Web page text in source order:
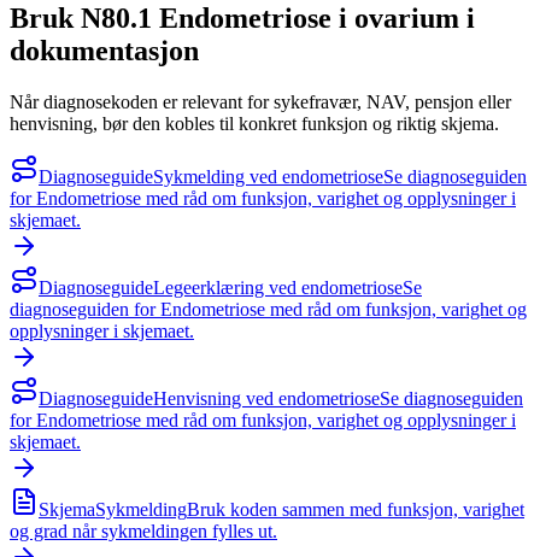
Bruk N80.1 Endometriose i ovarium i
dokumentasjon
Når diagnosekoden er relevant for sykefravær, NAV, pensjon eller
henvisning, bør den kobles til konkret funksjon og riktig skjema.
DiagnoseguideSykmelding ved endometrioseSe diagnoseguiden
for Endometriose med råd om funksjon, varighet og opplysninger i
skjemaet.
DiagnoseguideLegeerklæring ved endometrioseSe
diagnoseguiden for Endometriose med råd om funksjon, varighet og
opplysninger i skjemaet.
DiagnoseguideHenvisning ved endometrioseSe diagnoseguiden
for Endometriose med råd om funksjon, varighet og opplysninger i
skjemaet.
SkjemaSykmeldingBruk koden sammen med funksjon, varighet
og grad når sykmeldingen fylles ut.